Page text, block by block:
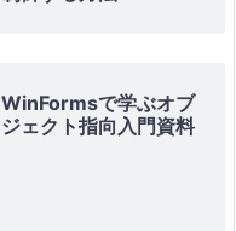
WinFormsで学ぶオブ
ジェクト指向入門資料